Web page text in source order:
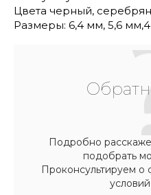
Цвета черный,
Размеры: 6,4 мм, 5,6
Подробно
подобрать
Проконсультируем о